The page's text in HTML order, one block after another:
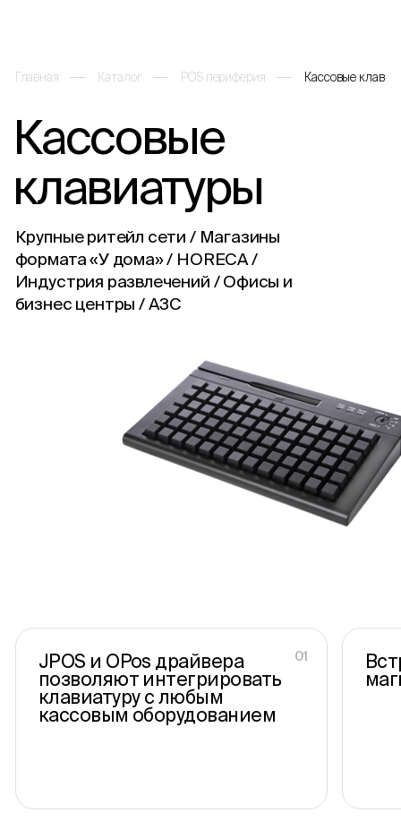
Главная Каталог POS периферия Кассовые
Кассовые
клавиатуры
Крупные ритейл сети / Магазины
формата «У дома» / HORECA /
Индустрия развлечений / Офисы и
бизнес центры / АЗС
01
JPOS и OPos драйвера
позволяют интегрировать
клавиатуру с любым
кассовым оборудованием
Каталог
О компании
Решения и услуги